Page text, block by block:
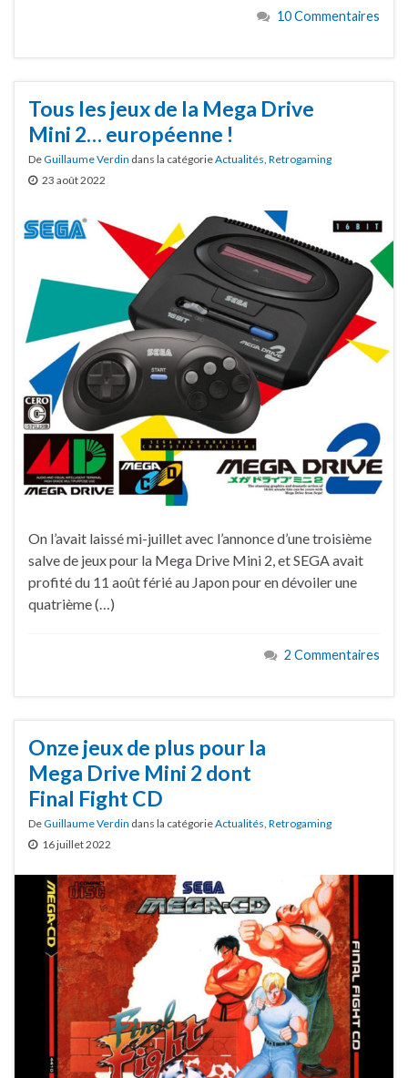
10 Commentaires
Tous les jeux de la Mega Drive
Mini 2… européenne !
DeGuillaume Verdin dans la catégorieActualités Retrogaming
23 août 2022
On l’avait laissé mi-juillet avec l’annonce d’une troisième
salve de jeux pour la Mega Drive Mini 2, et SEGA avait
profité du 11 août férié au Japon pour en dévoiler une
quatrième (…)
2 Commentaires
Onze jeux de plus pour la
Mega Drive Mini 2 dont
Final Fight CD
DeGuillaume Verdin dans la catégorieActualités, Retrogaming
16 juillet 2022